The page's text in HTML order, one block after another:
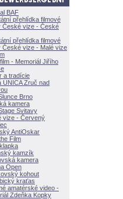
BAF
přehlídka filmové
České vize - České
přehlídka filmové
České vize - Malé vize
- Memoriál Jiřího
a tradície
UNICA Zruč nad
Brno
kamera
Svitavy
vize - Červený
AntiOskar
Film
kamzík
kamera
Open
kohout
kraťas
amatérské video -
Zdeňka Kopky